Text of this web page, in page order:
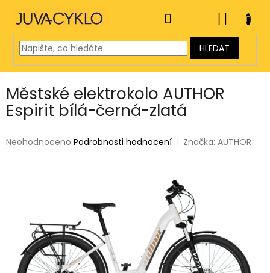
obsah
HLEDAT
KOŠÍK
Městské elektrokolo AUTHOR
Espirit bílá-černá-zlatá
Průměrné
hvězdiček.
Neohodnoceno Podrobnosti hodnocení Značka:AUTHOR